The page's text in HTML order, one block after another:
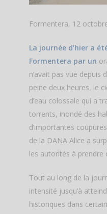
Formentera, 12
La journée d’hier a
Formentera par un
n’avait pas vue depuis
peine deux heures, le
d’eau colossale qui a
torrents, inondé des
d’importantes
de la DANA Alice a
les autorités à prendre
Tout au long de la
intensité jusqu’à
historiques dans